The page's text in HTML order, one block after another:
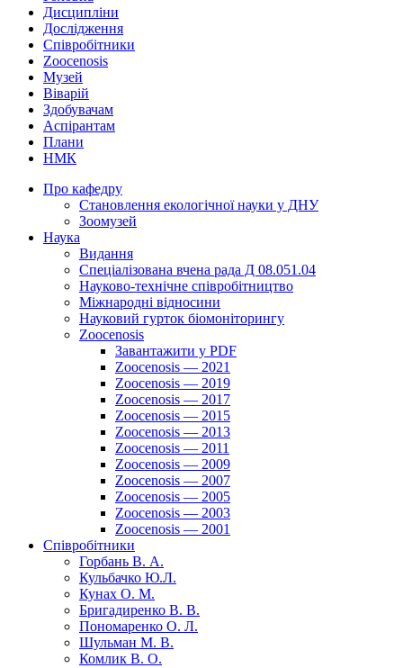
Дисципліни
Дослідження
Співробітники
Zoocenosis
Музей
Віварій
Здобувачам
Аспірантам
Плани
НМК
Про кафедру
Cтановлення екологічної науки у ДНУ
Зоомузей
Наука
Видання
Спеціалізована вчена рада Д 08.051.04
Науково-технічне співробітництво
Міжнародні відносини
Науковий гурток біомоніторингу
Zoocenosis
Завантажити у PDF
Zoocenosis — 2021
Zoocenosis — 2019
Zoocenosis — 2017
Zoocenosis — 2015
Zoocenosis — 2013
Zoocenosis — 2011
Zoocenosis — 2009
Zoocenosis — 2007
Zoocenosis — 2005
Zoocenosis — 2003
Zoocenosis — 2001
Співробітники
Горбань В. А.
Кульбачко Ю.Л.
Кунах О. М.
Бригадиренко В. В.
Пономаренко О. Л.
Шульман М. В.
Комлик В. О.